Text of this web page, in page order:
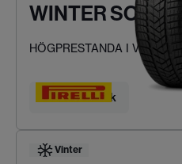
WINTER
HÖGPRESTANDA I
Hitta ditt däck
Vinter